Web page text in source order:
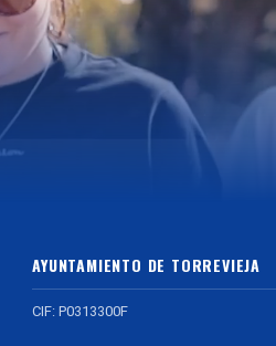
AYUNTAMIENTO DE TORREVIEJA
CIF: P0313300F